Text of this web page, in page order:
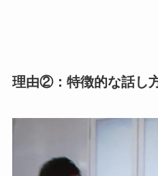
理由②：特徴的な話し